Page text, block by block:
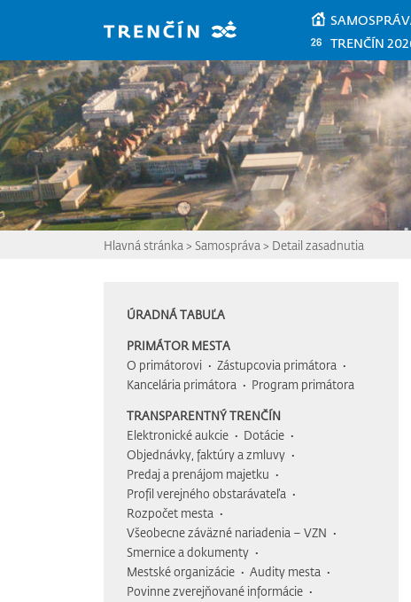
TRENČÍN
Hlavná stránka > Samospráva > Detail zasadnutia
ÚRADNÁ TABUĽA
PRIMÁTOR MESTA
O primátorovi
Zástupcovia primátora
Kancelária primátora
Program primátora
TRANSPARENTNÝ TRENČÍN
Elektronické aukcie
Dotácie
Objednávky, faktúry a zmluvy
Predaj a prenájom majetku
Profil verejného obstarávateľa
Rozpočet mesta
Všeobecne záväzné nariadenia – VZN
Smernice a dokumenty
Mestské organizácie
Audity mesta
Povinne zverejňované informácie